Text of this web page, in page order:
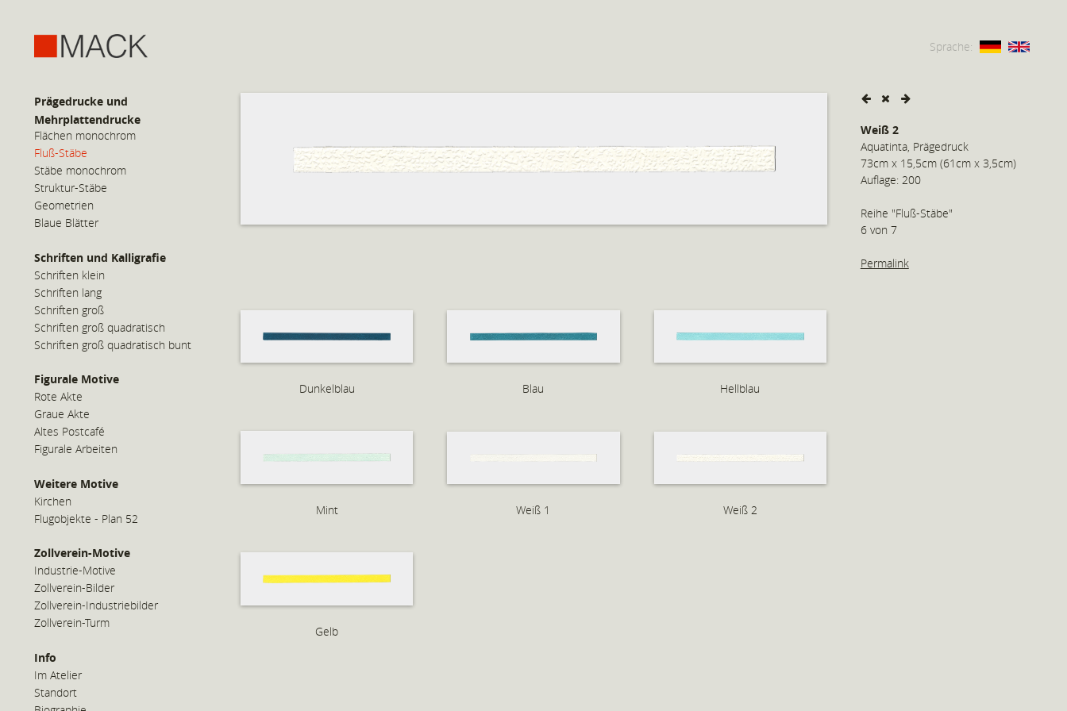
Sprache:
Prägedrucke und
Mehrplattendrucke
Flächen monochrom
Fluß-Stäbe
Stäbe monochrom
Struktur-Stäbe
Geometrien
Blaue Blätter
Schriften und Kalligrafie
Schriften klein
Schriften lang
Schriften groß
Schriften groß quadratisch
Schriften groß quadratisch bunt
Figurale Motive
Rote Akte
Graue Akte
Altes Postcafé
Figurale Arbeiten
Weitere Motive
Kirchen
Flugobjekte - Plan 52
Zollverein-Motive
Industrie-Motive
Zollverein-Bilder
Zollverein-Industriebilder
Zollverein-Turm
Info
Im Atelier
Standort
Dunkelblau Blau Hellblau
Mint Weiß 1 Weiß 2
Gelb
Weiß 2
Aquatinta, Prägedruck
73cm x 15,5cm (61cm x 3,5cm)
Auflage: 200
Reihe "Fluß-Stäbe"
6 von 7
Permalink